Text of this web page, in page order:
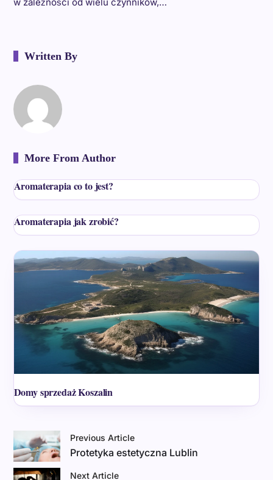
Written By
More From Author
Aromaterapia co to jest?
Aromaterapia jak zrobić?
Domy sprzedaż Koszalin
Previous Article
Protetyka estetyczna Lublin
Next Article